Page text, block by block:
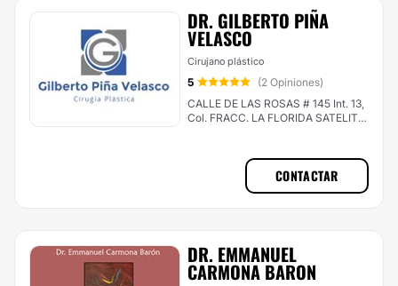
DR. GILBERTO PIÑA
VELASCO
Cirujano plástico
5
(2 Opiniones)
CALLE DE LAS ROSAS # 145 Int. 13,
Col. FRACC. LA FLORIDA SATELITE,
CONTACTAR
DR. EMMANUEL
CARMONA BARON